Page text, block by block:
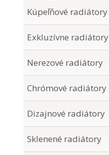
Kúpeľňové radiátory
Exkluzívne radiátory
Nerezové radiátory
Chrómové radiátory
Dizajnové radiátory
Sklenené radiátory